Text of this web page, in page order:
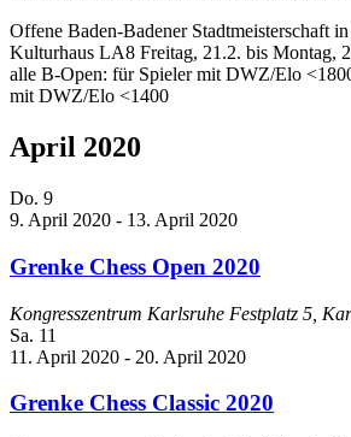
Offene Baden-Badener Stadtmeisterschaft
Kulturhaus LA8 Freitag, 21.2. bis Montag,
alle B-Open: für Spieler mit DWZ/Elo
mit DWZ/Elo <1400
April 2020
Do. 9
9. April 2020 - 13. April 2020
Grenke Chess Open 2020
Kongresszentrum Karlsruhe Festplatz 5,
Sa. 11
11. April 2020 - 20. April 2020
Grenke Chess Classic 2020